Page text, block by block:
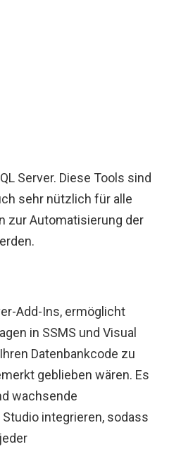
Server. Diese Tools sind
sehr nützlich für alle
zur Automatisierung der
Add-Ins, ermöglicht
in SSMS und Visual
Datenbankcode zu
geblieben wären. Es
wachsende
integrieren, sodass